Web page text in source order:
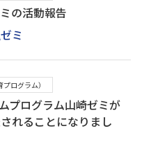
の活動報告
ミ
ログラム）
プログラム山崎ゼミが
れることになりまし